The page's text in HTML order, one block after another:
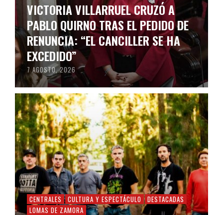
VICTORIA VILLARRUEL CRUZÓ A
PABLO QUIRNO TRAS EL PEDIDO DE
RENUNCIA: “EL CANCILLER SE HA
EXCEDIDO”
7 AGOSTO, 2026
CENTRALES CULTURA Y ESPECTÁCULO
DESTACADAS
LOMAS DE ZAMORA